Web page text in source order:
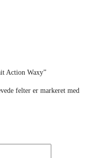
Action Waxy”
felter er markeret med